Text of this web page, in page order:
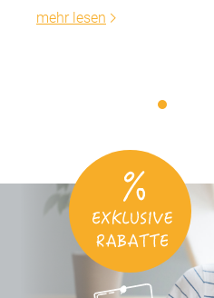
mehr lesen